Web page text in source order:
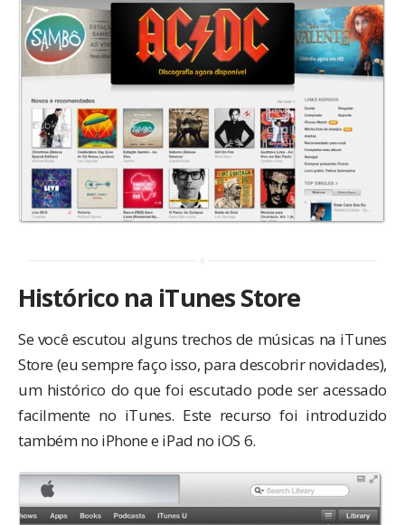
Histórico na iTunes Store
Se você escutou alguns trechos de músicas na iTunes
Store (eu sempre faço isso, para descobrir novidades),
um histórico do que foi escutado pode ser acessado
facilmente no iTunes. Este recurso foi introduzido
também no iPhone e iPad no iOS 6.